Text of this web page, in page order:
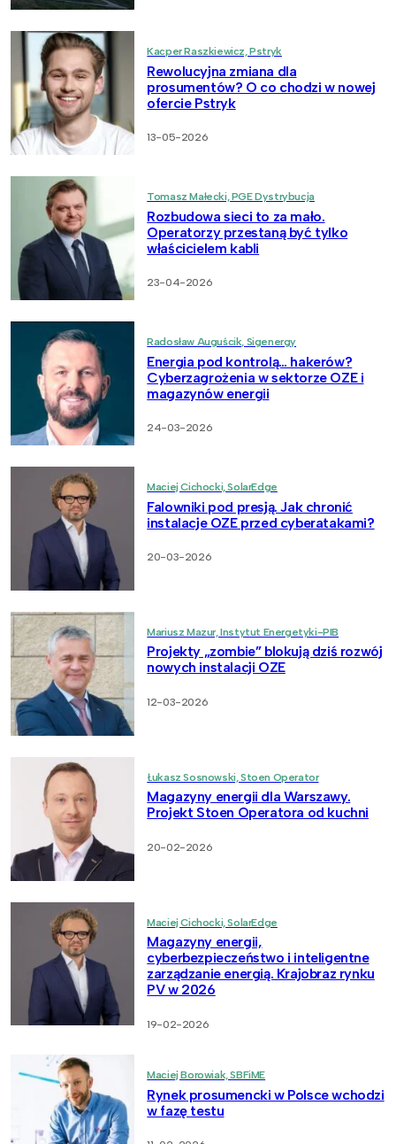
Kacper Raszkiewicz, Pstryk
Rewolucyjna zmiana dla
prosumentów? O co chodzi w nowej
ofercie Pstryk
13-05-2026
Tomasz Małecki, PGE Dystrybucja
Rozbudowa sieci to za mało.
Operatorzy przestaną być tylko
właścicielem kabli
23-04-2026
Radosław Auguścik, Sigenergy
Energia pod kontrolą… hakerów?
Cyberzagrożenia w sektorze OZE i
magazynów energii
24-03-2026
Maciej Cichocki, SolarEdge
Falowniki pod presją. Jak chronić
instalacje OZE przed cyberatakami?
20-03-2026
Mariusz Mazur, Instytut Energetyki-PIB
Projekty „zombie” blokują dziś rozwój
nowych instalacji OZE
12-03-2026
Łukasz Sosnowski, Stoen Operator
Magazyny energii dla Warszawy.
Projekt Stoen Operatora od kuchni
20-02-2026
Maciej Cichocki, SolarEdge
Magazyny energii,
cyberbezpieczeństwo i inteligentne
zarządzanie energią. Krajobraz rynku
PV w 2026
19-02-2026
Maciej Borowiak, SBFiME
Rynek prosumencki w Polsce wchodzi
w fazę testu